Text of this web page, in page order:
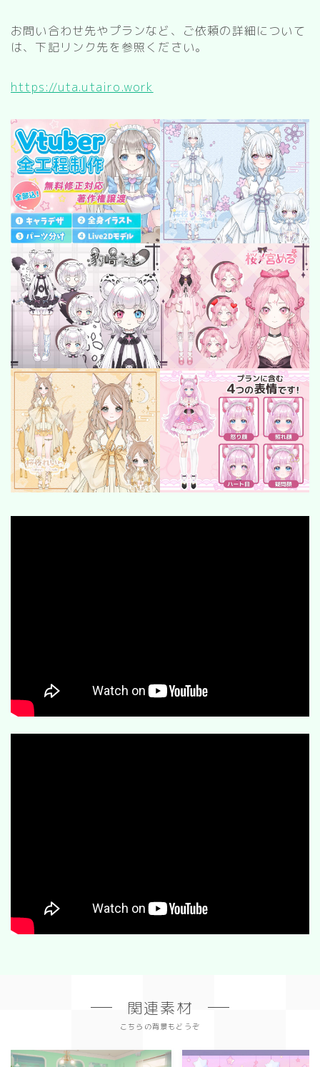
お問い合わせ先やプランなど、ご依頼の詳細について
は、下記リンク先を参照ください。
https://uta.utairo.work
関連素材
こちらの背景もどうぞ